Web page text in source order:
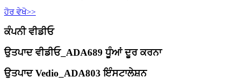
ਹੋਰ ਵੇਖੋ>>
ਕੰਪਨੀ ਵੀਡੀਓ
ਉਤਪਾਦ ਵੀਡੀਓ_ADA689 ਧੂੰਆਂ ਦੂਰ ਕਰਨਾ
ਉਤਪਾਦ Vedio_ADA803 ਇੰਸਟਾਲੇਸ਼ਨ